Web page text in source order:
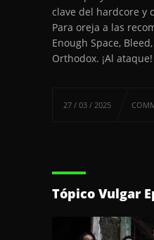
clave del hardcore y
Para oreja a las
Enough Space,
Orthodox. ¡Al ataque!
27 / 03 / 2025
Tópico Vulgar